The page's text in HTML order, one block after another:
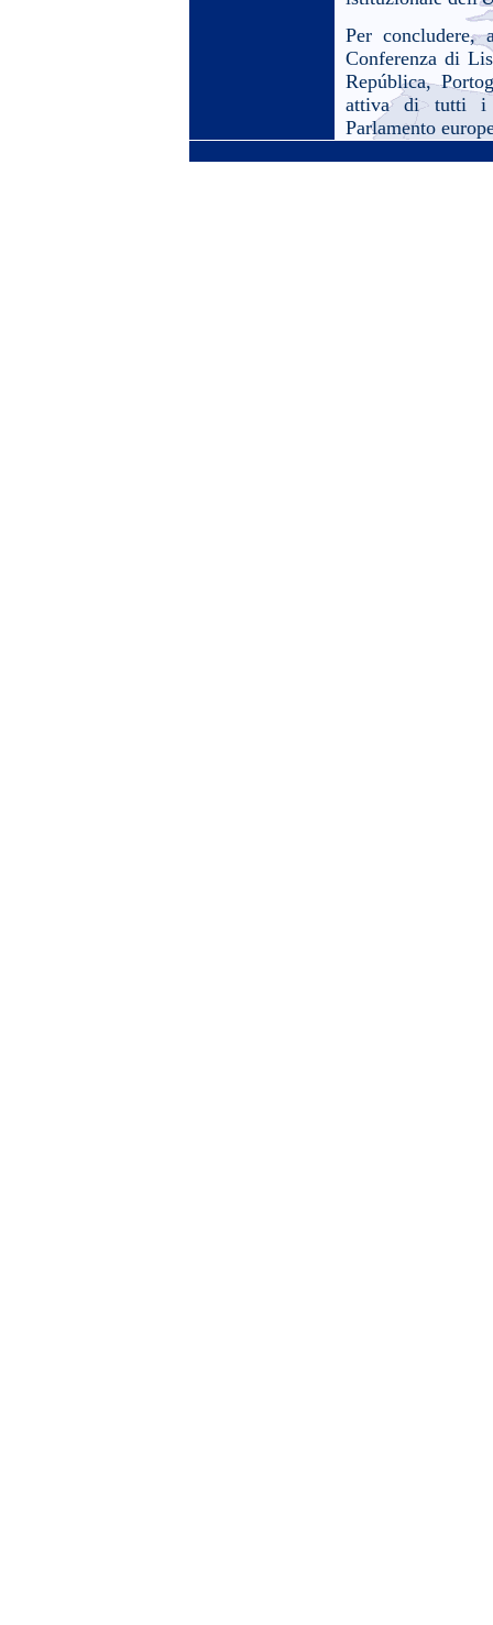
Per concludere,
Conferenza di
República,
attiva di tutti i
Parlamento